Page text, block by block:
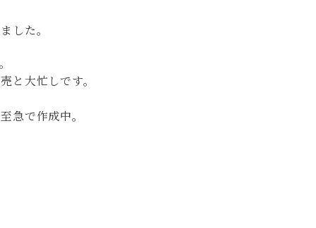
した。
と大忙しです。
急で作成中。